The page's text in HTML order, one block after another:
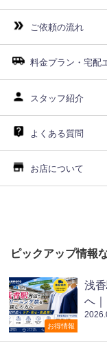
ご依頼の流れ
料金プラン・宅配
スタッフ紹介
よくある質問
お店について
ピックアップ情報
お得情報
浅
へ